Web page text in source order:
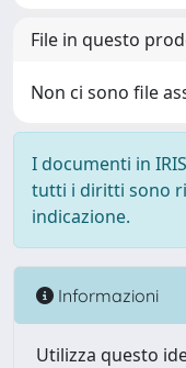
File in questo
Non ci sono file
I documenti in
tutti i diritti sono
indicazione.
Informazioni
Utilizza questo